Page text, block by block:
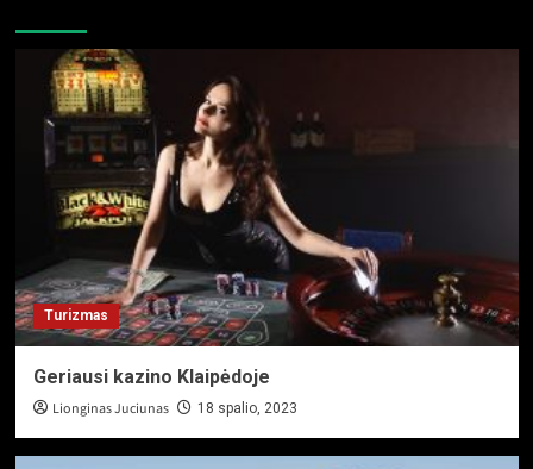
Turizmas
Geriausi kazino Klaipėdoje
Lionginas Juciunas 18 spalio, 2023